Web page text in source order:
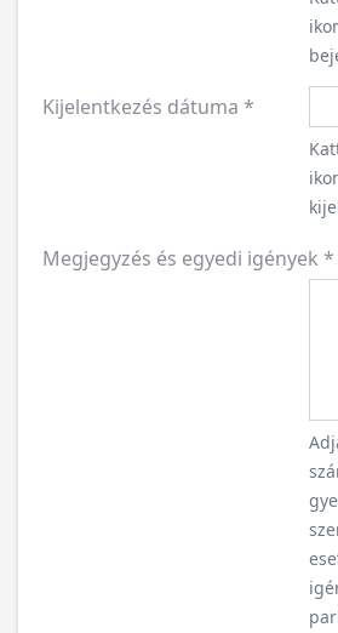
Kijelentkezés dátuma *
Megjegyzés és egyedi igények *